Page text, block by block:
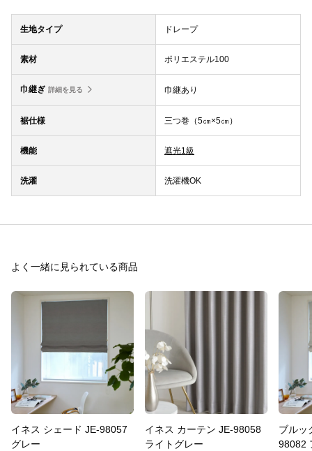
生地タイプ ドレープ
素材 ポリエステル100
巾継ぎ 詳細を見る 巾継あり
裾仕様 三つ巻（5㎝×5㎝）
機能 遮光1級
洗濯 洗濯機OK
よく一緒に見られている商品
イネス シェード JE-98057
グレー
イネス カーテン JE-98058
ライトグレー
ブルッ
98082